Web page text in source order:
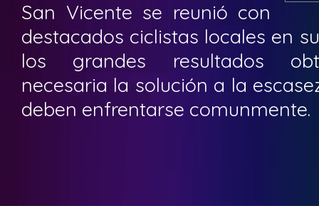
San Vicente se reunió con
destacados ciclistas locales en
los grandes resultados
necesaria la solución a la
deben enfrentarse comunmente.